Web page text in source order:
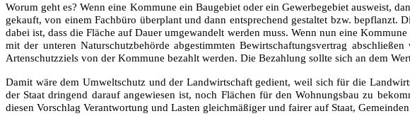
Worum geht es? Wenn eine Kommune ein Baugebiet oder ein Gewerbegebiet ausweist,
gekauft, von einem Fachbüro überplant und dann entsprechend gestaltet bzw.
dabei ist, dass die Fläche auf Dauer umgewandelt werden muss. Wenn nun eine
mit der unteren Naturschutzbehörde abgestimmten Bewirtschaftungsvertrag
Artenschutzziels von der Kommune bezahlt werden. Die Bezahlung sollte sich an dem
Damit wäre dem Umweltschutz und der Landwirtschaft gedient, weil sich für die
der Staat dringend darauf angewiesen ist, noch Flächen für den Wohnungsbau zu
diesen Vorschlag Verantwortung und Lasten gleichmäßiger und fairer auf Staat,